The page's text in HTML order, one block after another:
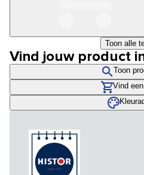
Toon alle
Vind jouw product
Toon
Vind